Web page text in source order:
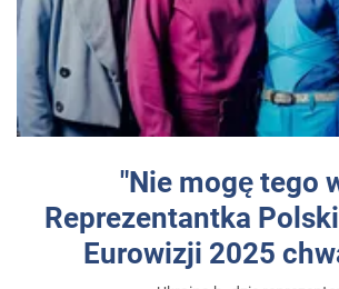
"Nie mogę tego
Reprezentantka
Eurowizji 2025